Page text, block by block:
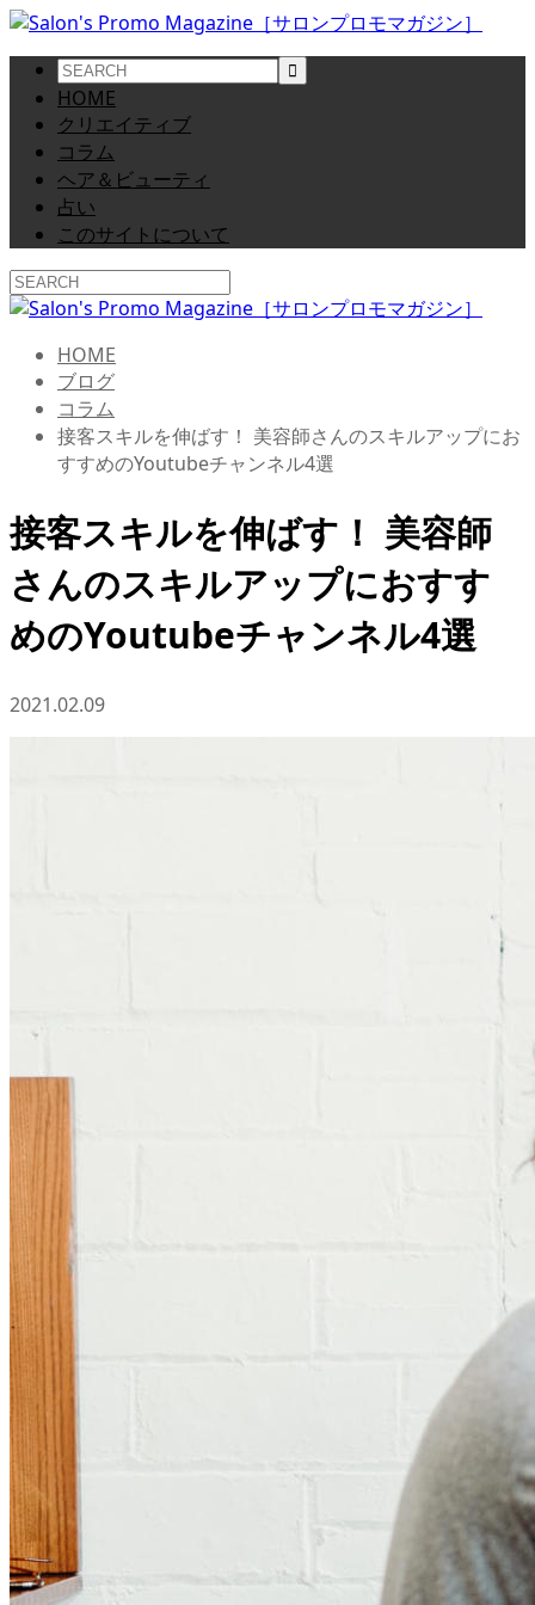
HOME
クリエイティブ
コラム
ヘア＆ビューティ
占い
このサイトについて
HOME
ブログ
コラム
接客スキルを伸ばす！ 美容師さんのスキルアップにお
すすめのYoutubeチャンネル4選
接客スキルを伸ばす！ 美容師
さんのスキルアップにおすす
めのYoutubeチャンネル4選
2021.02.09